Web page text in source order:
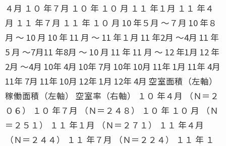
４月 １０ 年７月 １０ 年 １０ 月 １１ 年１月 １１ 年４
月 １１ 年７月 １１ 年 １０ 月 10 年５月 〜７月 10 年８
月 〜 10 月 10 年 11 月 〜 11 年１月 11 年2月 〜4月 11 年
5 月 〜7月11 年8月 〜 10 月 11 年 11 月 〜 12 年1月 12 年
2月 〜4月 10年 4月 10年 7月 10年 10月 11年 1月 11年 4月
11年 7月 11年 10月 12年 1月 12年 4月 空室面積（左軸）
稼働面積（左軸） 空室率（右軸） １０ 年４月 （Ｎ＝２
０６） １０ 年７月 （Ｎ＝２４８） １０ 年 １０ 月 （Ｎ
＝２５１） １１ 年１月 （Ｎ＝２７１） １１ 年４月
（Ｎ＝２４４） １１ 年７月 （Ｎ＝２２４） １１ 年 １